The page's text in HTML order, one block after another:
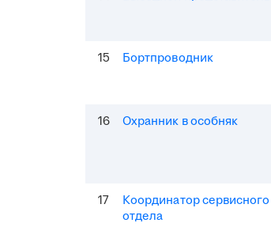
15 Бортпроводник
16 Охранник в особняк
17
Координатор сервисного
отдела